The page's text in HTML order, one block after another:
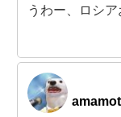
うわー、ロシ